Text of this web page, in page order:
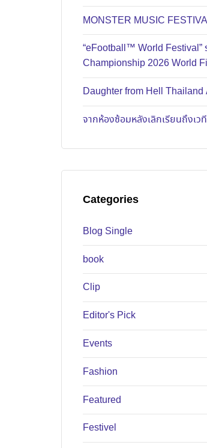
MONSTER MUSIC
“eFootball™ World Festival”
Championship 2026 World
Daughter from Hell
จากห้องซ้อมหลังเลิกเรียนถึงเว
Categories
Blog Single
book
Clip
Editor's Pick
Events
Fashion
Featured
Festivel